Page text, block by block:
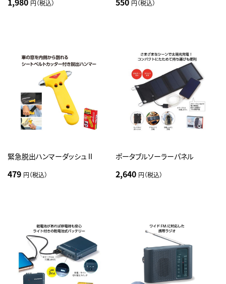
円（税込） 円（税込）
緊急脱出ハンマーダッシュⅡ
479 円（税込）
ポータブルソーラーパネル
2,640 円（税込）